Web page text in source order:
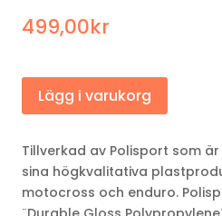
499,00kr
Lägg i varukorg
Tillverkad av Polisport som
sina högkvalitativa
motocross och enduro.